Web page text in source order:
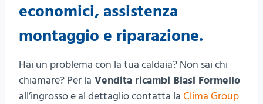
economici, assistenza
montaggio e riparazione.
Hai un problema con la tua caldaia? Non sai chi
chiamare? Per la Vendita ricambi Biasi Formello
all’ingrosso e al dettaglio contatta la Clima Group